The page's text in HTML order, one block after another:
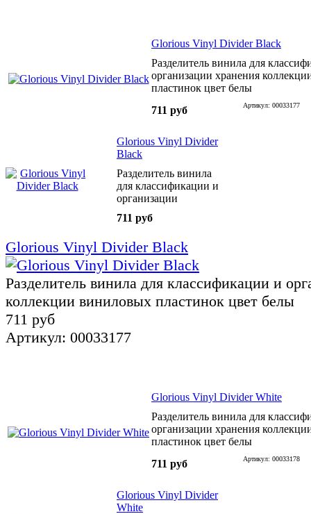
Glorious Vinyl Divider Black
Разделитель винила для
организации хранения
пластинок цвет белы
711 руб
Артикул: 00033177
Glorious Vinyl Divider
Black
Разделитель винила
для классификации и
организации
виниловых пластинок
711 руб
Glorious Vinyl Divider Black
Разделитель винила для классификации и
коллекции виниловых пластинок цвет белы
711 руб
Артикул: 00033177
Glorious Vinyl Divider White
Разделитель винила для
организации хранения
пластинок цвет белы
711 руб
Артикул: 00033178
Glorious Vinyl Divider
White